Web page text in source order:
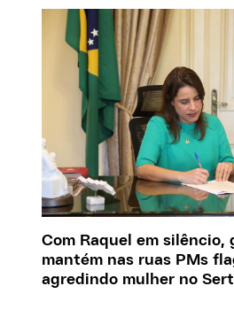
Com Raquel em silêncio,
mantém nas ruas PMs
agredindo mulher no